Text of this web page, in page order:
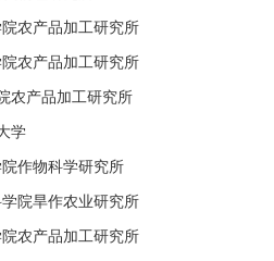
农产品加工研究所
农产品加工研究所
农产品加工研究所
学
作物科学研究所
院旱作农业研究所
农产品加工研究所